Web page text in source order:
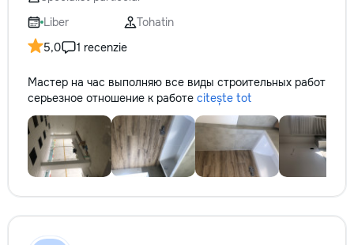
✔ Обучение взрослых ✔
Бесплатный пробный урок
Liber
Tohatin
5,0
1 recenzie
Мастер на час выполняю все виды строительных работ
серьезное отношение к работе citește tot